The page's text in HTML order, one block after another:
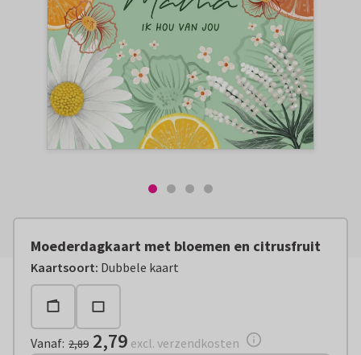
Moederdagkaart met bloemen en citrusfruit
Kaartsoort: Dubbele kaart
Vanaf:€ 2,79 excl. verzendkosten
Vanaf: 2,89 2,79 excl. verzendkosten